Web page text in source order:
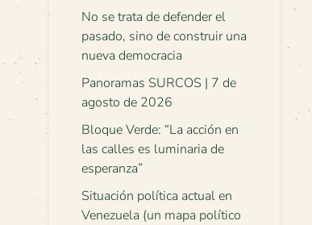
No se trata de defender el
pasado, sino de construir una
nueva democracia
Panoramas SURCOS | 7 de
agosto de 2026
Bloque Verde: “La acción en
las calles es luminaria de
esperanza”
Situación política actual en
Venezuela (un mapa político